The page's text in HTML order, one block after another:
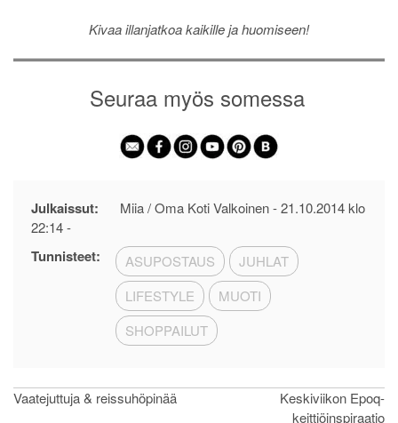
Kivaa illanjatkoa kaikille ja huomiseen!
Seuraa myös somessa
Julkaissut: Miia / Oma Koti Valkoinen -21.10.2014 klo
22:14-
Tunnisteet: ASUPOSTAUS
JUHLAT
LIFESTYLE
MUOTI
SHOPPAILUT
Artikkelien
Vaatejuttuja & reissuhöpinää
Keskiviikon Epoq-
keittiöinspiraatio